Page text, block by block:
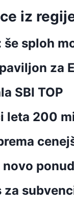
iz
še sploh
za
SBI TOP
leta 200
za